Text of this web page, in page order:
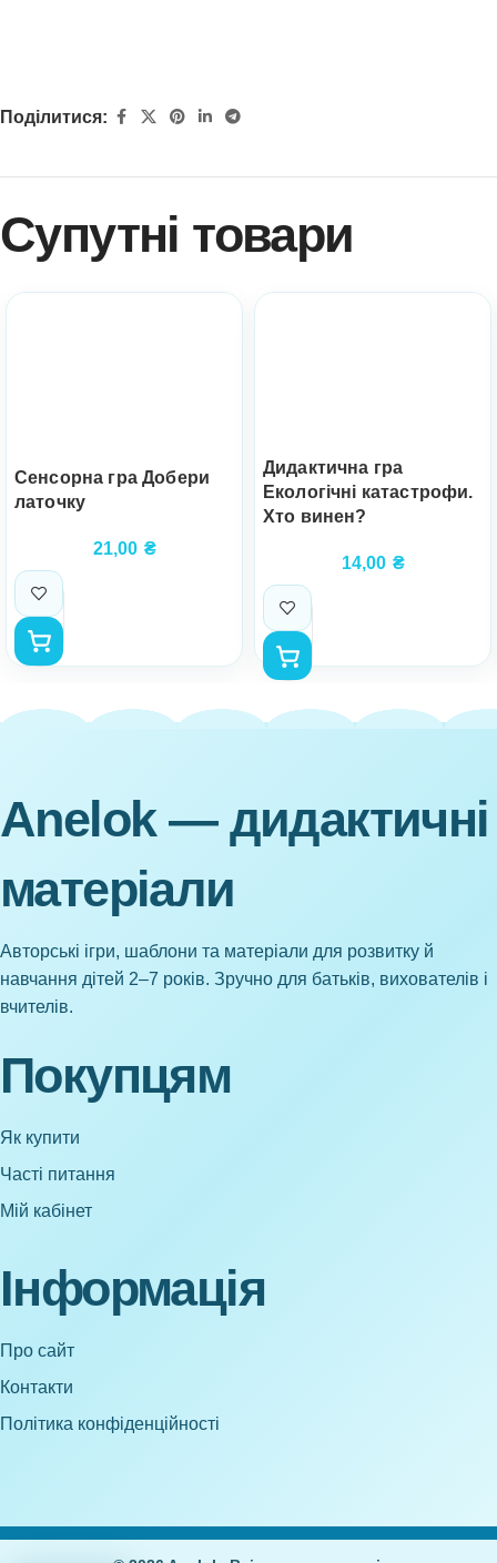
Поділитися:
Супутні товари
Сенсорна гра Добери
латочку
21,00 ₴
Дидактична гра
Екологічні катастрофи.
Хто винен?
14,00 ₴
Anelok — дидактичні
матеріали
Авторські ігри, шаблони та матеріали для розвитку й
навчання дітей 2–7 років. Зручно для батьків, вихователів і
вчителів.
Покупцям
Як купити
Часті питання
Мій кабінет
Інформація
Про сайт
Контакти
Політика конфіденційності